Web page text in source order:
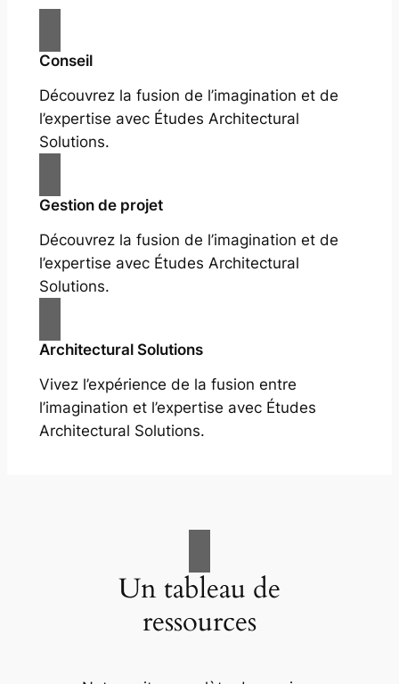
Conseil
Découvrez la fusion de l’imagination et de
l’expertise avec Études Architectural
Solutions.
Gestion de projet
Découvrez la fusion de l’imagination et de
l’expertise avec Études Architectural
Solutions.
Architectural Solutions
Vivez l’expérience de la fusion entre
l’imagination et l’expertise avec Études
Architectural Solutions.
Un tableau de
ressources